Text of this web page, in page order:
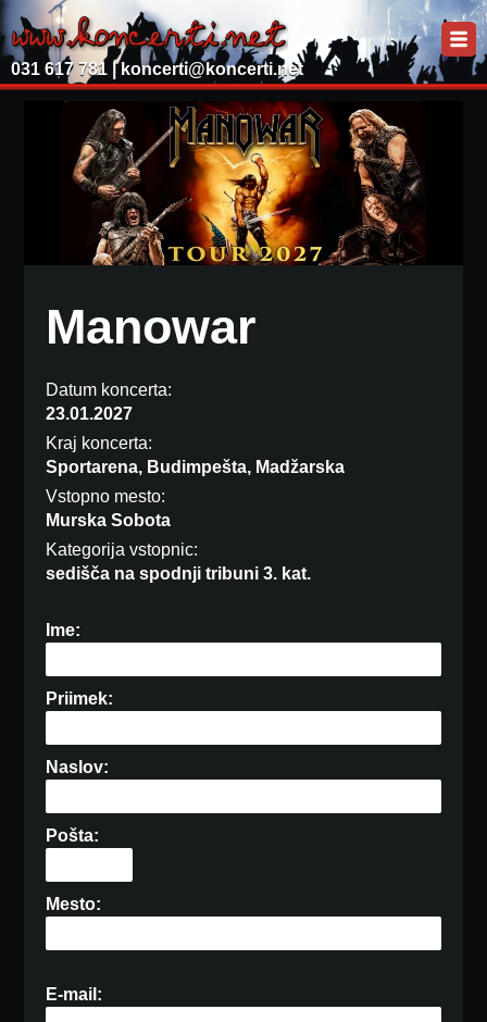
031 617 781 | koncerti@koncerti.net
Manowar
Datum koncerta:
23.01.2027
Kraj koncerta:
Sportarena, Budimpešta, Madžarska
Vstopno mesto:
Murska Sobota
Kategorija vstopnic:
sedišča na spodnji tribuni 3. kat.
Ime:
Priimek:
Naslov:
Pošta:
Mesto:
E-mail: